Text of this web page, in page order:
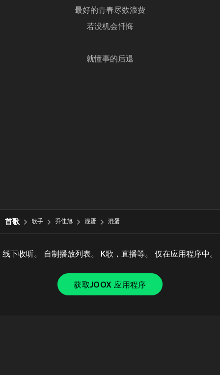
最好的青春尽数浪费
若没机会忏悔
就懂事的后退
首歌 歌手 乔佳旭 混蛋 混蛋
线下收听。 自制播放列表。 K歌，直播等。 仅在应用程序中。
获取JOOX 应用程序